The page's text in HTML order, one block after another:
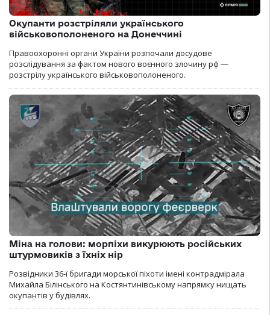
Окупанти розстріляли українського
військовополоненого на Донеччині
Правоохоронні органи України розпочали досудове
розслідування за фактом нового воєнного злочину рф —
розстрілу українського військовополоненого.
Міна на голови: морпіхи викурюють російських
штурмовиків з їхніх нір
Розвідники 36-ї бригади морської піхоти імені контрадмірала
Михайла Білінського на Костянтинівському напрямку нищать
окупантів у будівлях.